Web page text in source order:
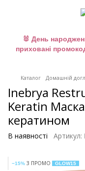
🐰 День
приховані
Каталог Домашній
Inebrya
Keratin
кератином
В наявності Артикул:
−15% З ПРОМО GLOW15